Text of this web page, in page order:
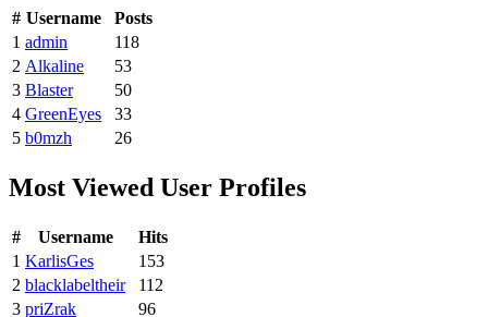
# Username
Posts
1 admin
118
2 Alkaline
53
3 Blaster
50
4 GreenEyes
33
5 b0mzh 26
Most Viewed User Profiles
# Username
Hits
1 KarlisGes
153
2 blacklabeltheir
112
3 priZrak
96